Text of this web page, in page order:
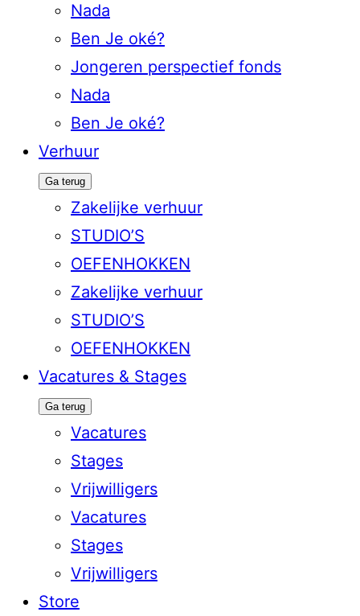
Nada
Ben Je oké?
Jongeren perspectief fonds
Nada
Ben Je oké?
Verhuur
Ga terug
Zakelijke verhuur
STUDIO’S
OEFENHOKKEN
Zakelijke verhuur
STUDIO’S
OEFENHOKKEN
Vacatures & Stages
Ga terug
Vacatures
Stages
Vrijwilligers
Vacatures
Stages
Vrijwilligers
Store